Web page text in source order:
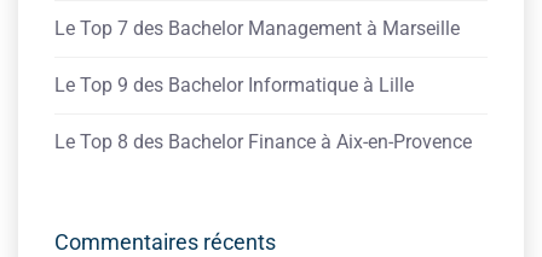
Le Top 7 des Bachelor Management à Marseille
Le Top 9 des Bachelor Informatique à Lille
Le Top 8 des Bachelor Finance à Aix-en-Provence
Commentaires récents